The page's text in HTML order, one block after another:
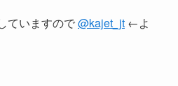
ていますので@kajet_jt ←よ